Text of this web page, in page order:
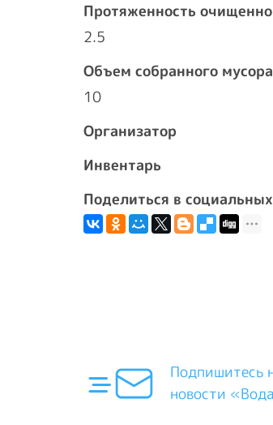
Протяженность
2.5
Объем собранного
10
Организатор
Инвентарь
Поделиться в
Подпишитесь
новости